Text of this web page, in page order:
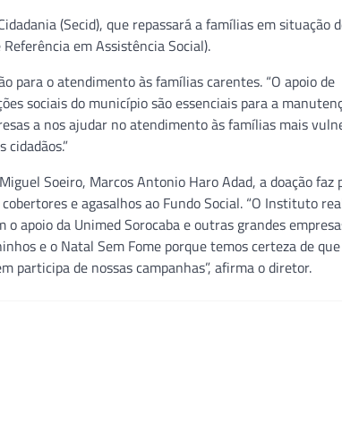
(Secid), que repassará a famílias em situação
em Assistência Social).
para o atendimento às famílias carentes. “O apoio de
sociais do município são essenciais para a
a nos ajudar no atendimento às famílias mais
Soeiro, Marcos Antonio Haro Adad, a doação faz
e agasalhos ao Fundo Social. “O Instituto
apoio da Unimed Sorocaba e outras grandes
e o Natal Sem Fome porque temos certeza de
participa de nossas campanhas”, afirma o diretor.